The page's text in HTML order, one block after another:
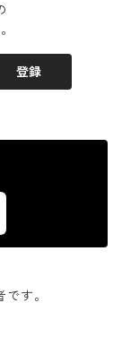
登録
す。